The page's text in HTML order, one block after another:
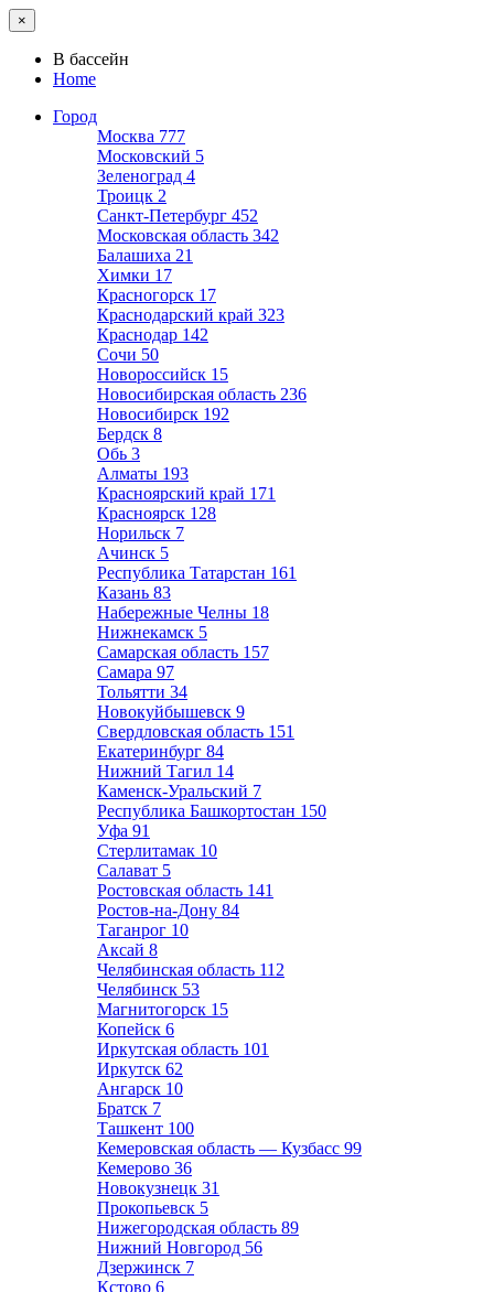
×
В бассейн
Home
Город
Москва 777
Московский 5
Зеленоград 4
Троицк 2
Санкт-Петербург 452
Московская область 342
Балашиха 21
Химки 17
Красногорск 17
Краснодарский край 323
Краснодар 142
Сочи 50
Новороссийск 15
Новосибирская область 236
Новосибирск 192
Бердск 8
Обь 3
Алматы 193
Красноярский край 171
Красноярск 128
Норильск 7
Ачинск 5
Республика Татарстан 161
Казань 83
Набережные Челны 18
Нижнекамск 5
Самарская область 157
Самара 97
Тольятти 34
Новокуйбышевск 9
Свердловская область 151
Екатеринбург 84
Нижний Тагил 14
Каменск-Уральский 7
Республика Башкортостан 150
Уфа 91
Стерлитамак 10
Салават 5
Ростовская область 141
Ростов-на-Дону 84
Таганрог 10
Аксай 8
Челябинская область 112
Челябинск 53
Магнитогорск 15
Копейск 6
Иркутская область 101
Иркутск 62
Ангарск 10
Братск 7
Ташкент 100
Кемеровская область — Кузбасс 99
Кемерово 36
Новокузнецк 31
Прокопьевск 5
Нижегородская область 89
Нижний Новгород 56
Дзержинск 7
Кстово 6